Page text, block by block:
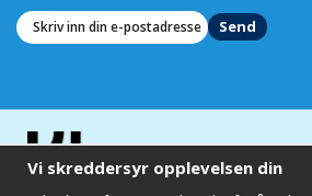
Send
Vi skreddersyr opplevelsen din